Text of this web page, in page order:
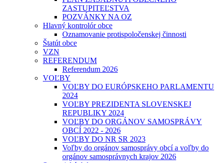
ZASTUPITEĽSTVA
POZVÁNKY NA OZ
Hlavný kontrolór obce
Oznamovanie protispoločenskej činnosti
Štatút obce
VZN
REFERENDUM
Referendum 2026
VOĽBY
VOĽBY DO EURÓPSKEHO PARLAMENTU
2024
VOĽBY PREZIDENTA SLOVENSKEJ
REPUBLIKY 2024
VOĽBY DO ORGÁNOV SAMOSPRÁVY
OBCÍ 2022 - 2026
VOĽBY DO NR SR 2023
Voľby do orgánov samosprávy obcí a voľby do
orgánov samosprávnych krajov 2026